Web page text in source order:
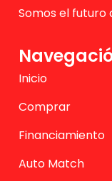
Somos el
Inicio
Comprar
Financiamiento
Auto Match